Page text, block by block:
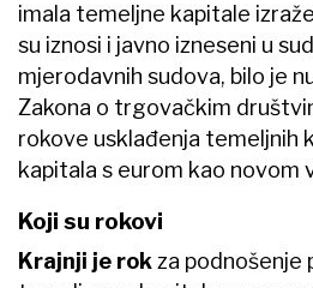
imala temeljne kapitale
su iznosi i javno izneseni u
mjerodavnih sudova, bilo je
Zakona o trgovačkim
rokove usklađenja temeljnih
kapitala s eurom kao novom
Koji su rokovi
Krajnji je rok za podnošenje